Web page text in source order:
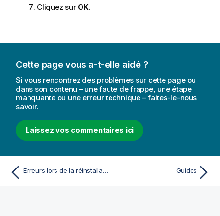
Cliquez sur OK.
Cette page vous a-t-elle aidé ?
Si vous rencontrez des problèmes sur cette page ou
dans son contenu – une faute de frappe, une étape
manquante ou une erreur technique – faites-le-nous
savoir.
Laissez vos commentaires ici
Erreurs lors de la réinstallation de Qlik NPrinting Guides